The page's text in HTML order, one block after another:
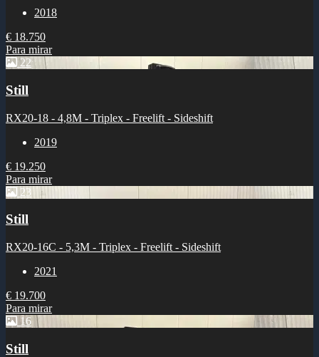
2018
€ 18.750
Para mirar
22
Still
RX20-18 - 4,8M - Triplex - Freelift - Sideshift
2019
€ 19.250
Para mirar
23
Still
RX20-16C - 5,3M - Triplex - Freelift - Sideshift
2021
€ 19.700
Para mirar
16
Still